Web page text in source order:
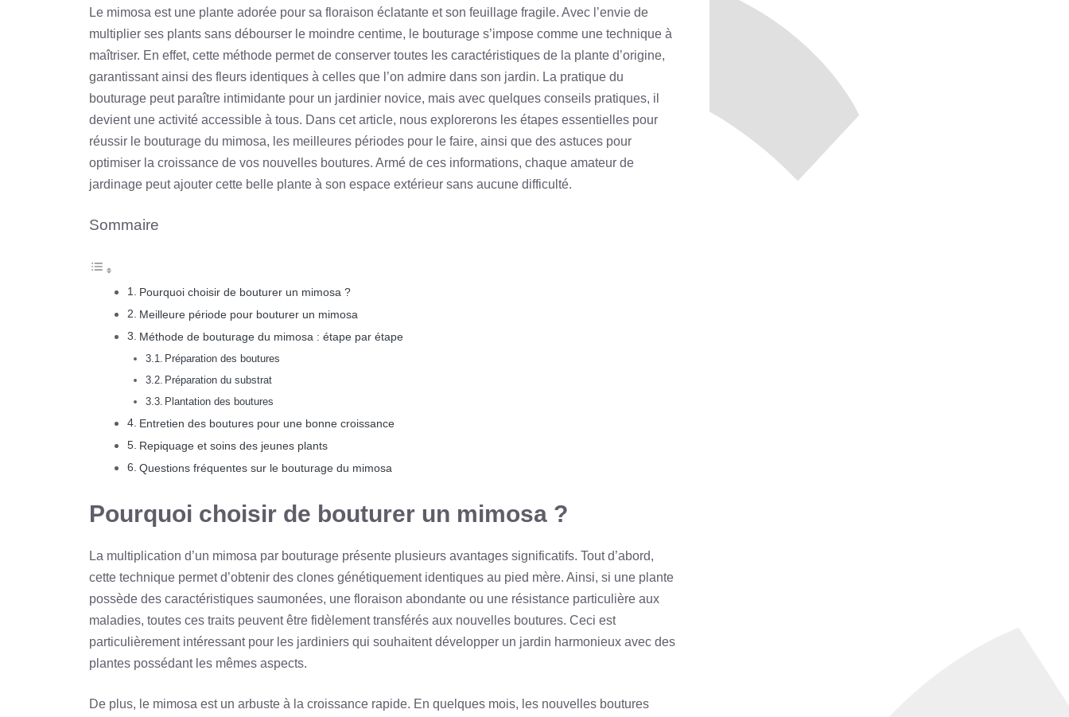
Le mimosa est une plante adorée pour sa floraison éclatante et son feuillage fragile. Avec l’envie de
multiplier ses plants sans débourser le moindre centime, le bouturage s’impose comme une technique à
maîtriser. En effet, cette méthode permet de conserver toutes les caractéristiques de la plante d’origine,
garantissant ainsi des fleurs identiques à celles que l’on admire dans son jardin. La pratique du
bouturage peut paraître intimidante pour un jardinier novice, mais avec quelques conseils pratiques, il
devient une activité accessible à tous. Dans cet article, nous explorerons les étapes essentielles pour
réussir le bouturage du mimosa, les meilleures périodes pour le faire, ainsi que des astuces pour
optimiser la croissance de vos nouvelles boutures. Armé de ces informations, chaque amateur de
jardinage peut ajouter cette belle plante à son espace extérieur sans aucune difficulté.
Sommaire
Pourquoi choisir de bouturer un mimosa ?
Meilleure période pour bouturer un mimosa
Méthode de bouturage du mimosa : étape par étape
Préparation des boutures
Préparation du substrat
Plantation des boutures
Entretien des boutures pour une bonne croissance
Repiquage et soins des jeunes plants
Questions fréquentes sur le bouturage du mimosa
Pourquoi choisir de bouturer un mimosa ?
La multiplication d’un mimosa par bouturage présente plusieurs avantages significatifs. Tout d’abord,
cette technique permet d’obtenir des clones génétiquement identiques au pied mère. Ainsi, si une plante
possède des caractéristiques saumonées, une floraison abondante ou une résistance particulière aux
maladies, toutes ces traits peuvent être fidèlement transférés aux nouvelles boutures. Ceci est
particulièrement intéressant pour les jardiniers qui souhaitent développer un jardin harmonieux avec des
plantes possédant les mêmes aspects.
De plus, le mimosa est un arbuste à la croissance rapide. En quelques mois, les nouvelles boutures